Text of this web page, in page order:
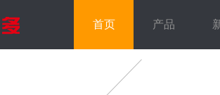
首页 产品